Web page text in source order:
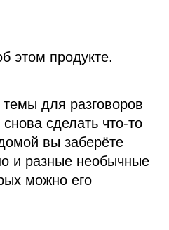
этом продукте.
для разговоров
сделать что-то
вы заберёте
и разные необычные
можно его